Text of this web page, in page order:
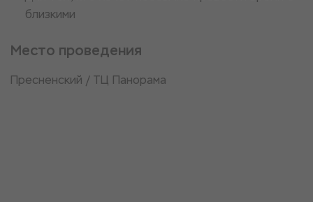
близкими
Место проведения
​Пресненский / ТЦ Панорама